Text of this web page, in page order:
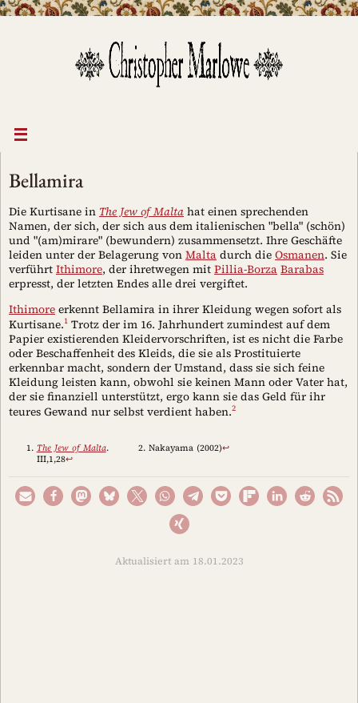
Bellamira
Die Kurtisane in The Jew of Malta hat einen sprechenden
Namen, der sich, der sich aus dem italienischen "bella" (schön)
und "(am)mirare" (bewundern) zusammensetzt. Ihre Geschäfte
leiden unter der Belagerung von Malta durch die Osmanen. Sie
verführt Ithimore, der ihretwegen mit Pillia-Borza Barabas
erpresst, der letzten Endes alle drei vergiftet.
Ithimore erkennt Bellamira in ihrer Kleidung wegen sofort als
Kurtisane.1 Trotz der im 16. Jahrhundert zumindest auf dem
Papier existierenden Kleidervorschriften, ist es nicht die Farbe
oder Beschaffenheit des Kleids, die sie als Prostituierte
erkennbar macht, sondern der Umstand, dass sie sich feine
Kleidung leisten kann, obwohl sie keinen Mann oder Vater hat,
der sie finanziell unterstützt, ergo kann sie das Geld für ihr
teures Gewand nur selbst verdient haben.2
The Jew of Malta.
III,1,28↩︎
Nakayama (2002)↩︎
Aktualisiert am 18.01.2023